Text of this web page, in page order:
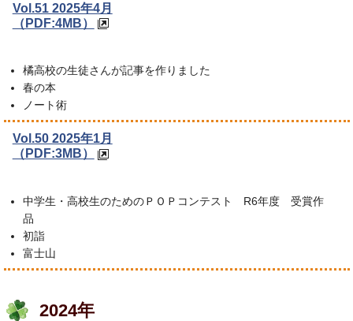
Vol.51 2025年4月
（PDF:4MB）
橘高校の生徒さんが記事を作りました
春の本
ノート術
Vol.50 2025年1月
（PDF:3MB）
中学生・高校生のためのＰＯＰコンテスト R6年度 受賞作
品
初詣
富士山
2024年